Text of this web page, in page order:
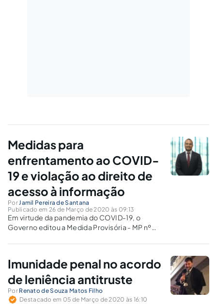
Medidas para
enfrentamento ao COVID-
19 e violação ao direito de
acesso à informação
PorJamil Pereira de Santana
Publicado em 26 de Março de 2020 às 09:13
Em virtude da pandemia do COVID-19, o
Governo editou a Medida Provisória - MP nº
de 2020, que suspende os prazos para
retira a possibilidade de recurso.
Imunidade penal no acordo
de leniência antitruste
Por Renato de Souza Matos Filho
Destacado em 05 de Março de 2020 às 16:10